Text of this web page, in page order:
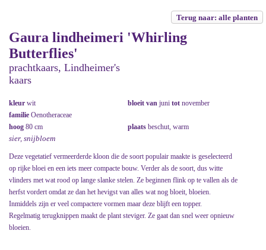
Terug naar: alle planten
Gaura lindheimeri 'Whirling
Butterflies'
prachtkaars, Lindheimer's
kaars
kleur wit bloeit van juni tot november
familie Oenotheraceae
hoog 80 cm plaats beschut, warm
sier, snijbloem
Deze vegetatief vermeerderde kloon die de soort populair maakte is geselecteerd
op rijke bloei en een iets meer compacte bouw. Verder als de soort, dus witte
vlinders met wat rood op lange slanke stelen. Ze beginnen flink op te vallen als de
herfst vordert omdat ze dan het hevigst van alles wat nog bloeit, bloeien.
Inmiddels zijn er veel compactere vormen maar deze blijft een topper.
Regelmatig terugknippen maakt de plant steviger. Ze gaat dan snel weer opnieuw
bloeien.